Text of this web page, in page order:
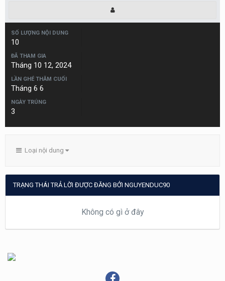
SỐ LƯỢNG NỘI DUNG
10
ĐÃ THAM GIA
Tháng 10 12, 2024
LẦN GHÉ THĂM CUỐI
Tháng 6 6
NGÀY TRÚNG
3
Loại nội dung
TRẠNG THÁI TRẢ LỜI ĐƯỢC ĐĂNG BỞI NGUYENDUC90
Không có gì ở đây